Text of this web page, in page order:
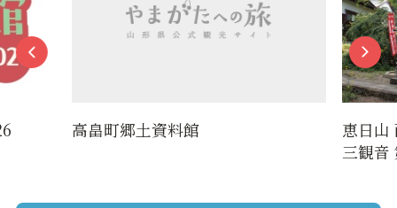
高畠町郷土資料館
恵日山
三観音